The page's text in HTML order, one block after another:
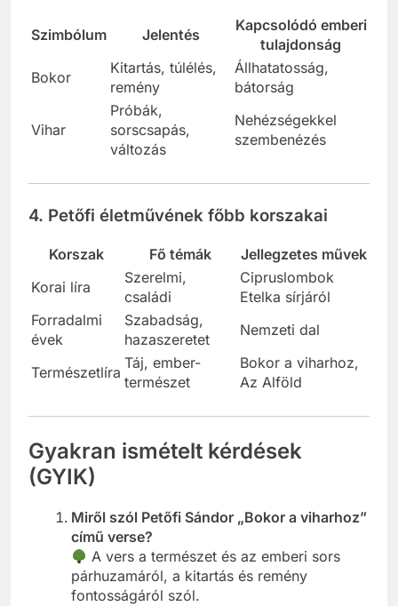
Szimbólum Jelentés
Kapcsolódó emberi
tulajdonság
Bokor
Kitartás, túlélés,
remény
Állhatatosság,
bátorság
Vihar
Próbák,
sorscsapás,
változás
Nehézségekkel
szembenézés
4. Petőfi életművének főbb korszakai
Korszak Fő témák
Jellegzetes művek
Korai líra
Szerelmi,
családi
Cipruslombok
Etelka sírjáról
Forradalmi
évek
Szabadság,
hazaszeretet
Nemzeti dal
Természetlíra
Táj, ember-
természet
Bokor a viharhoz,
Az Alföld
Gyakran ismételt kérdések
(GYIK)
Miről szól Petőfi Sándor „Bokor a viharhoz”
című verse?
A vers a természet és az emberi sors
párhuzamáról, a kitartás és remény
fontosságáról szól.